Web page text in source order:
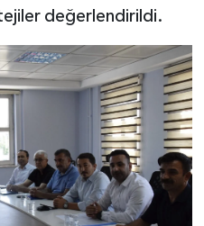
değerlendirildi.